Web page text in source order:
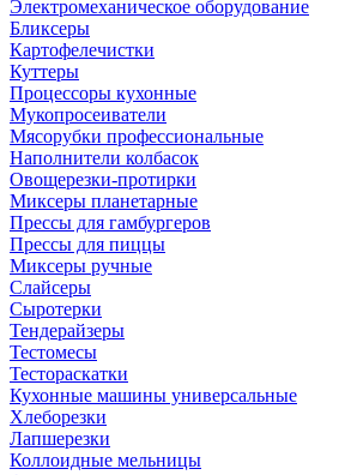
Электромеханическое оборудование
Бликсеры
Картофелечистки
Куттеры
Процессоры кухонные
Мукопросеиватели
Мясорубки профессиональные
Наполнители колбасок
Овощерезки-протирки
Миксеры планетарные
Прессы для гамбургеров
Прессы для пиццы
Миксеры ручные
Слайсеры
Сыротерки
Тендерайзеры
Тестомесы
Тестораскатки
Кухонные машины универсальные
Хлеборезки
Лапшерезки
Коллоидные мельницы